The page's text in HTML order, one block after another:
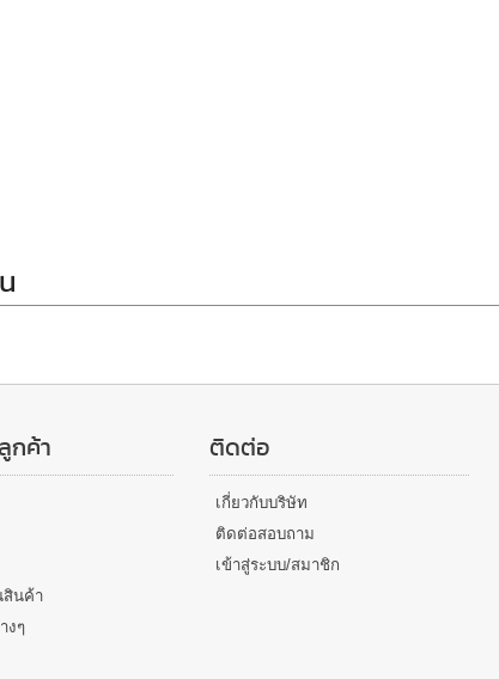
กค้า
สินค้า
งๆ
ติดต่อ
เกี่ยวกับบริษัท
ติดต่อสอบถาม
เข้าสู่ระบบ/สมาชิก